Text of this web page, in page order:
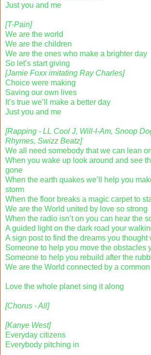
Just you and me
[T-Pain]
We are the world
We are the children
We are the ones who make a brighter day
So let’s start giving
[Jamie Foxx imitating Ray Charles]
Choice were making
Saving our own lives
It’s true we’ll make a better day
Just you and me
[Rapping - LL Cool J, Will-I-Am, Snoop
Rhymes, Swizz Beatz]
We all need somebody that we can lean
When you wake up look around and see
gone
When the earth quakes we’ll help you
storm
When the floor breaks a magic carpet to
We are the World united by love so strong
When the radio isn’t on you can hear the
A guided light on the dark road your
A sign post to find the dreams you thought
Someone to help you move the obstacles
Someone to help you rebuild after the
We are the World connected by a common
Love the whole planet sing it along
[Chorus - All]
[Kanye West]
Everyday citizens
Everybody pitching in